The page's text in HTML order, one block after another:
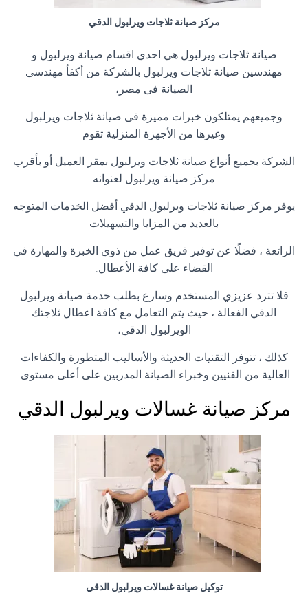
مركز صيانة ثلاجات ويرلبول الدقي
صيانة ثلاجات ويرلبول هي احدي اقسام صيانة ويرلبول و
مهندسين صيانة ثلاجات ويرلبول بالشركة من أكفأ مهندسى
الصيانة فى مصر،
وجميعهم يمتلكون خبرات مميزة فى صيانة ثلاجات ويرلبول
وغيرها من الأجهزة المنزلية تقوم
الشركة بجميع أنواع صيانة ثلاجات ويرلبول بمقر العميل أو بأقرب
مركز صيانة ويرلبول لعنوانه
يوفر مركز صيانة ثلاجات ويرلبول الدقي أفضل الخدمات المتوجه
بالعديد من المزايا والتسهيلات
الرائعة ، فضلًا عن توفير فريق عمل من ذوي الخبرة والمهارة في
القضاء على كافة الأعطال.
فلا تترد عزيزي المستخدم وسارع بطلب خدمة صيانة ويرلبول
الدقي الفعالة ، حيث يتم التعامل مع كافة اعطال ثلاجتك
الويرلبول الدقي،
كذلك ، تتوفر التقنيات الحديثة والأساليب المتطورة والكفاءات
العالية من الفنيين وخبراء الصيانة المدربين على أعلى مستوى.
مركز صيانة غسالات ويرلبول الدقي
توكيل صيانة غسالات ويرلبول الدقي